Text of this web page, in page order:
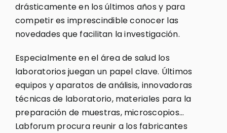
drásticamente en los últimos años y para
competir es imprescindible conocer las
novedades que facilitan la investigación.
Especialmente en el área de salud los
laboratorios juegan un papel clave. Últimos
equipos y aparatos de análisis, innovadoras
técnicas de laboratorio, materiales para la
preparación de muestras, microscopios…
Labforum procura reunir a los fabricantes